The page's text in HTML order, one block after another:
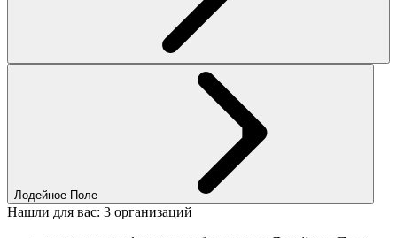
Лодейное Поле
Нашли для вас: 3 организаций